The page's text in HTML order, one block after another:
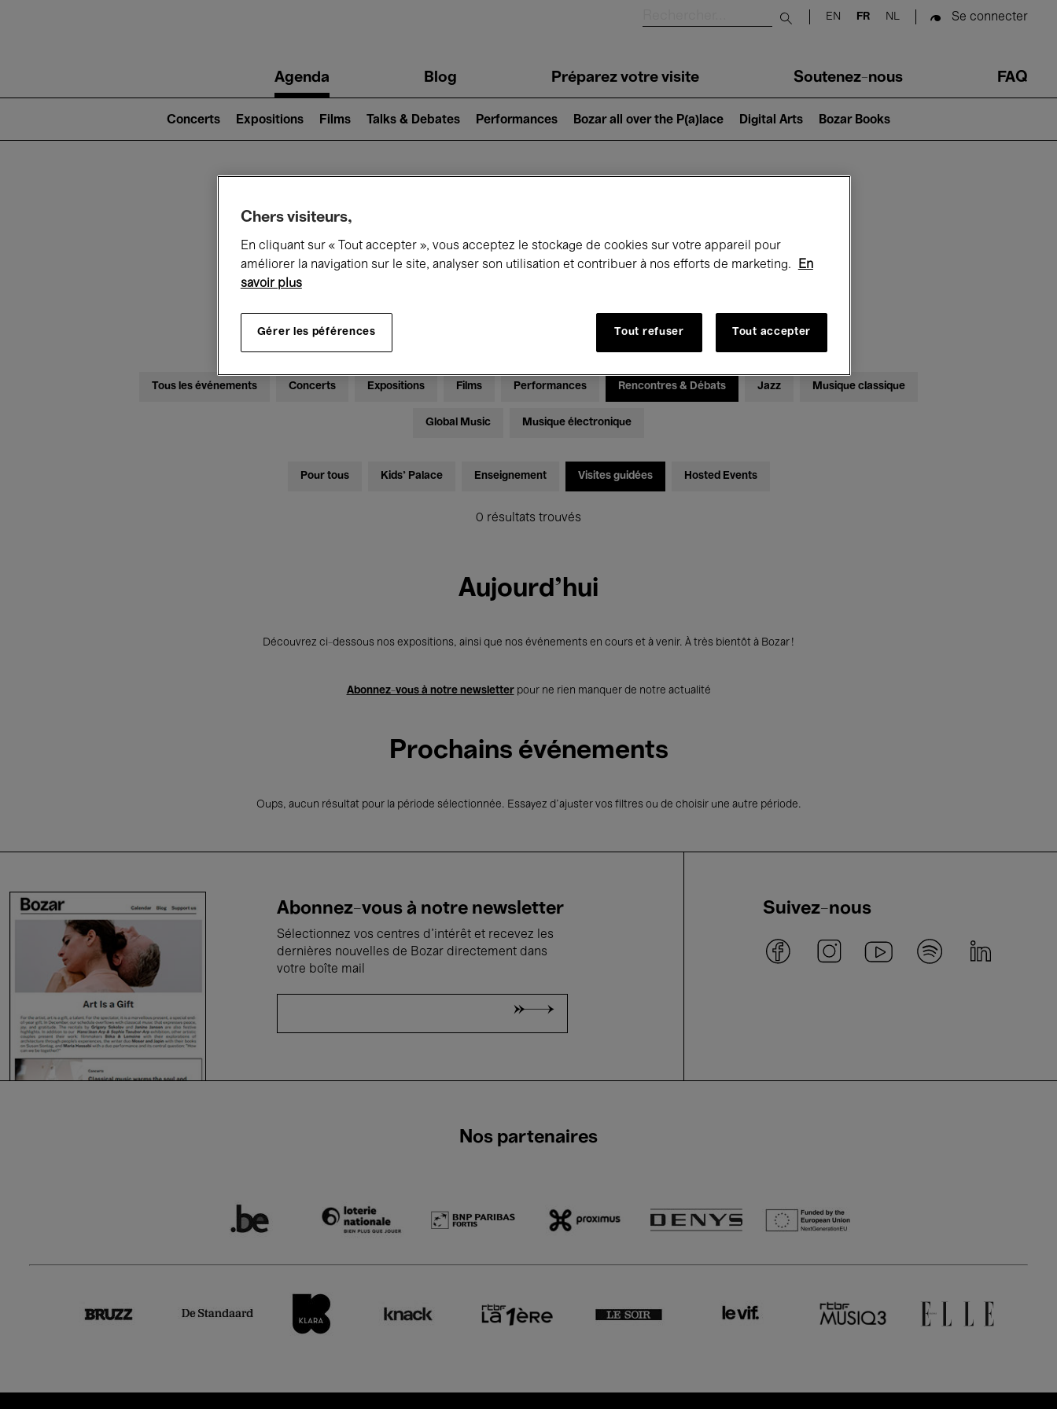
Submit search
EN FR NL Se connecter
navigationAgenda Blog Préparez votre visite Soutenez-nous FAQ
2)
Concerts Expositions Films Talks & Debates Performances Bozar all over the P(a)lace Digital Arts Bozar Books
Ce qui se passe à Bozar
Vendredi 07 - Samedi 15 Août 2026
Tous les événements Concerts Expositions Films Performances Rencontres & Débats Jazz Musique classique
Global Music Musique électronique
Pour tous Kids’ Palace Enseignement Visites guidées Hosted Events
0 résultats trouvés
Aujourd'hui
Découvrez ci-dessous nos expositions, ainsi que nos événements en cours et à venir. À très bientôt à Bozar !
Abonnez-vous à notre newsletterpour ne rien manquer de notre actualité
Prochains événements
Oups, aucun résultat pour la période sélectionnée. Essayez d’ajuster vos filtres ou de choisir une autre période.
Abonnez-vous à notre newsletter
Sélectionnez vos centres d'intérêt et recevez les
dernières nouvelles de Bozar directement dans
votre boîte mail
Suivez-nous
Nos partenaires
Chers visiteurs,
En cliquant sur « Tout accepter », vous acceptez le stockage de cookies sur votre appareil pour
améliorer la navigation sur le site, analyser son utilisation et contribuer à nos efforts de marketing.
En
savoir plus
Gérer les péférences Tout refuser Tout accepter